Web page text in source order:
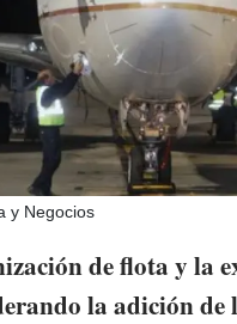
y Negocios
de flota y la
la adición de